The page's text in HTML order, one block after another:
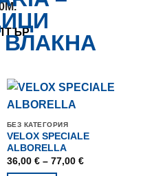
БЕЗ КАТЕГОРИЯ
VELOX SPECIALE
ALBORELLA
36,00 € – 77,00 €Price